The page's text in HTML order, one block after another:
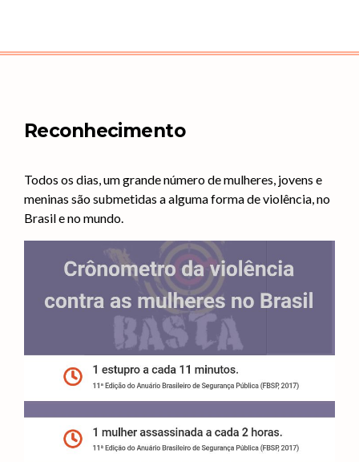
Reconhecimento
Todos os dias, um grande número de mulheres, jovens e
meninas são submetidas a alguma forma de violência, no
Brasil e no mundo.